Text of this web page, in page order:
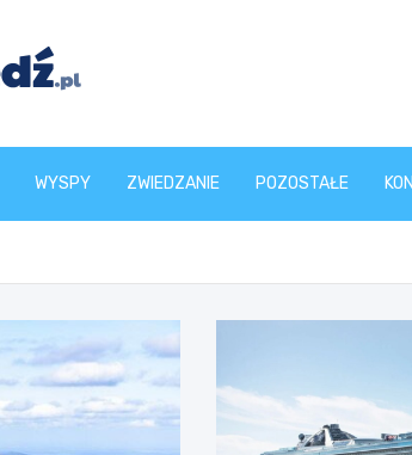
WYSPY ZWIEDZANIE POZOSTAŁE